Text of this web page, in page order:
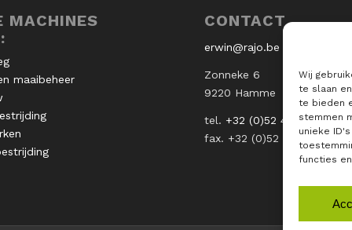
Wij
te slaan
te bieden
stemmen
unieke
functies
MACHINES
maaibeheer
CONTACT
erwin@rajo.be
Zonneke 6
9220 Hamme
tel. +32 (0)52 49 73 12
fax. +32 (0)52 47 03 62